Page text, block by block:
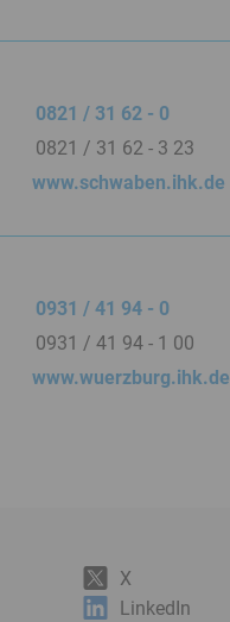
0821 / 31 62 - 0
0821 / 31 62 - 3 23
www.schwaben.ihk.de
0931 / 41 94 - 0
0931 / 41 94 - 1 00
www.wuerzburg.ihk.de
X
LinkedIn